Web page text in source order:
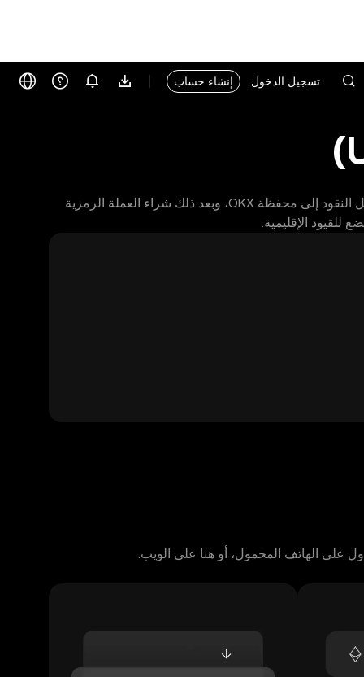
تسجيل الدخول إنشاء حساب
يُعد شراء العملة الرمزية Tether على منصة OKX في UAE أمرًا سريعًا وبسيطًا. حيث يمكنك إعداد محفظة OKX الخاصة بك، ثم تحويل النقود إلى محفظة OKX، وبعد ذلك شراء العملة الرمزية